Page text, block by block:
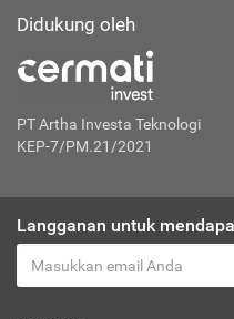
Didukung oleh
PT Artha Investa Teknologi
KEP-7/PM.21/2021
Langganan untuk